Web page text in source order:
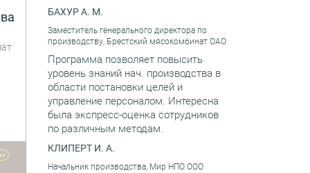
БАХУР А. М.
Заместитель генерального директора по
производству, Брестский мясокомбинат ОАО
Программа позволяет повысить
уровень знаний нач. производства в
области постановки целей и
управление персоналом. Интересна
была экспресс-оценка сотрудников
по различным методам.
КЛИПЕРТ И. А.
Начальник производства, Мир НПО ООО